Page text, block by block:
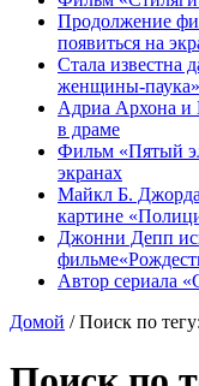
Продолжение
появиться на
Стала известна
женщины-паука»
Адриа Архона и
в драме
Фильм «Пятый
экранах
Майкл Б.
картине
Джонни Депп
Автор сериала
Домой / Поиск по